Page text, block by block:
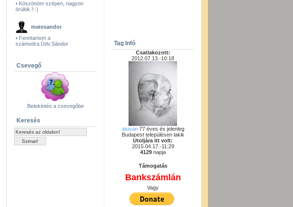
Köszönöm szépen, nagyon
örülök !:-)
matesandor
Fenntartom a
számodra.Üdv.Sándor
Csevegő
Betekintés a csevegőbe
Keresés
Tag Infó
Csatlakozott:
2012.07.13.-10:18
atusan77 éves és jelenleg
Budapest településen lakik
Utoljára itt volt:
2015.04.17.-11:29
4129napja
Támogatás
Bankszámlán
Vagy